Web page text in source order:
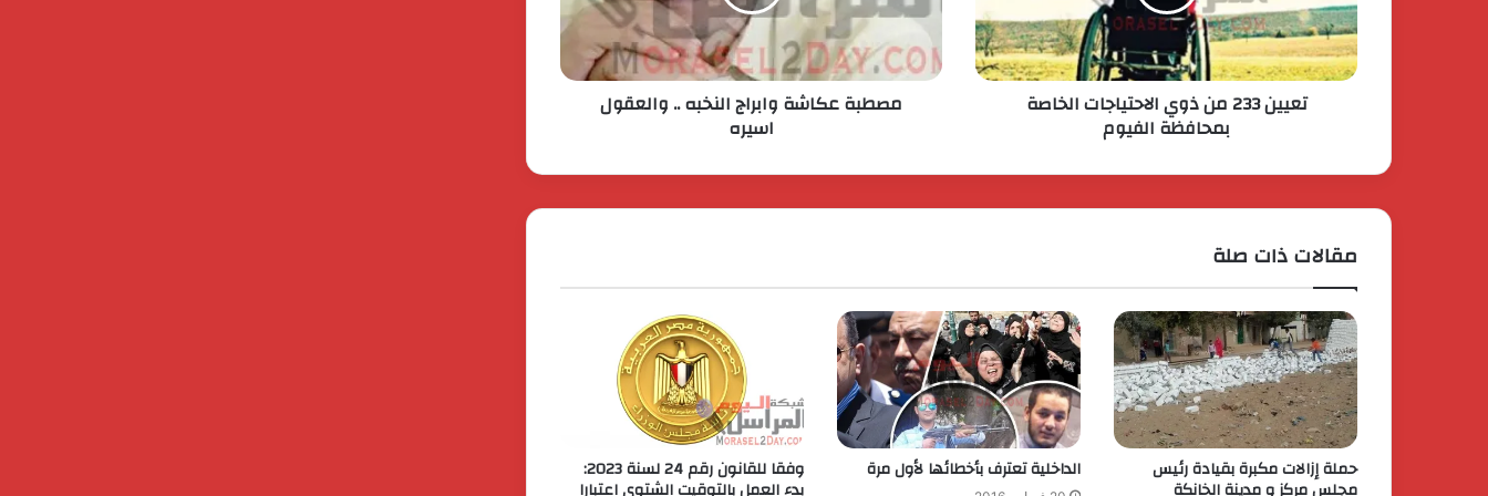
ستيلانتس تكشف عن خطتها الاستراتيجية
بقيمة 60 مليار يورو. لتسريع النمو وتعزيز
الربحية
جولدن تاون تستعد لطرح اكبر ” Business
City ” تجارى اداى فندقى ينطلق من الداون
كردان جولد تضع معيارًا جديدًا للشفافية :
استمرار البيع بدون احتساب وزن الأحجار
والفصوص ولا زيادة في قيمة المصنعية
حتي يناير المقبل
الحرس الثوري يخـ ـترق البحرين! القصة
الكاملة لأكبر اختـ ـراق إيراني لمملكة
البحرين؟
تعيين 233 من ذوي الاحتياجات الخاصة
بمحافظة الفيوم
مصطبة عكاشة وابراج النخبه .. والعقول
اسيره
مقالات ذات صلة
حملة إزالات مكبرة بقيادة رئيس الداخلية تعترف بأخطائها لأول مرة وفقا للقانون رقم 24 لسنة 2023: